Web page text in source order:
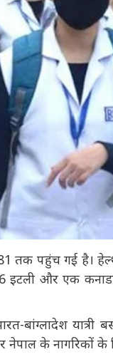
पहुंच गई है। हेल्थ
और एक कनाडा
बांग्लादेश यात्री
के नागरिकों के